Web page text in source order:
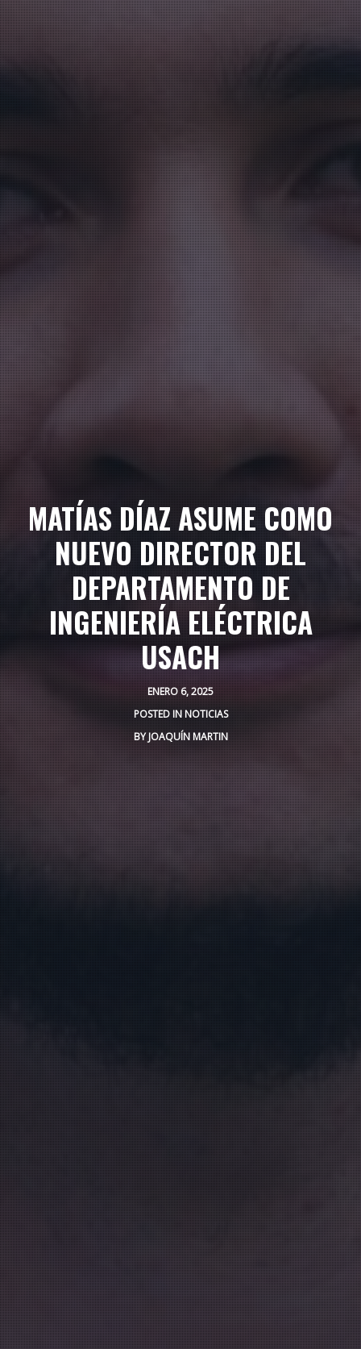
MATÍAS DÍAZ ASUME COMO
NUEVO DIRECTOR DEL
DEPARTAMENTO DE
INGENIERÍA ELÉCTRICA
USACH
ENERO 6, 2025
POSTED INNOTICIAS
BYJOAQUÍN MARTIN